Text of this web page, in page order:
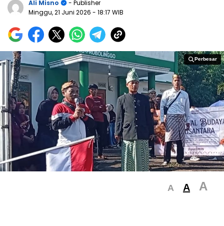
Ali Misno
- Publisher
Minggu, 21 Juni 2026 - 18:17 WIB
Perbesar
Perbesar
A A A